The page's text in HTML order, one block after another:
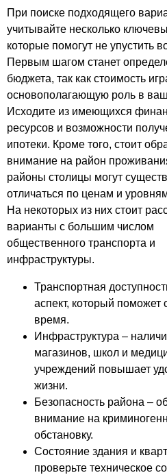
При поиске подходящего
учитывайте несколько
которые помогут не упустить
Первым шагом станет
бюджета, так как стоимость
основополагающую роль в
Исходите из имеющихся
ресурсов и возможности
ипотеки. Кроме того, стоит
внимание на район
районы столицы могут
отличаться по ценам и
На некоторых из них стоит
варианты с большим числом
общественного транспорта и
инфраструктуры.
Транспортная
аспект, который поможет
время.
Инфраструктура –
магазинов, школ и
учреждений повышает
жизни.
Безопасность района –
внимание на
обстановку.
Состояние здания и
проверьте техническое